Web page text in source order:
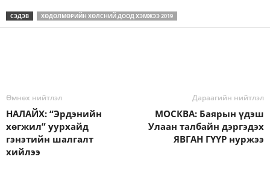
СЭДЭВ ХӨДӨЛМӨРИЙН ХӨЛСНИЙ ДООД ХЭМЖЭЭ 2019
Өмнөх нийтлэл
НАЛАЙХ: “Эрдэнийн
хөгжил” уурхайд
гэнэтийн шалгалт
хийлээ
Дараагийн нийтлэл
МОСКВА: Баярын үдэш
Улаан талбайн дэргэдэх
ЯВГАН ГҮҮР нуржээ